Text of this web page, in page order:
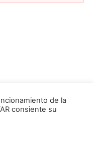
web en Alicante
de la
consiente su